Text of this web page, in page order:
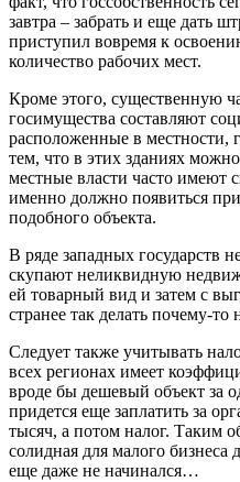
завтра – забрать и еще дать
приступил вовремя к
количество рабочих мест.
Кроме этого, существенную
госимущества составляют
расположенные в местности,
тем, что в этих зданиях
местные власти часто имеют
именно должно появиться
подобного объекта.
В ряде западных государств
скупают неликвидную
ей товарный вид и затем с
странее так делать почему-то
Следует также учитывать
всех регионах имеет
вроде бы дешевый объект за
придется еще заплатить за
тысяч, а потом налог. Таким
солидная для малого бизнеса
еще даже не начинался…